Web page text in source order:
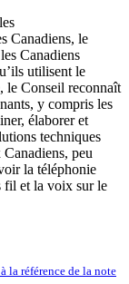
Canadiens, le
Canadiens
utilisent le
le Conseil reconnaît
y compris les
élaborer et
techniques
peu
la téléphonie
fil et la voix sur le
la référence de la note